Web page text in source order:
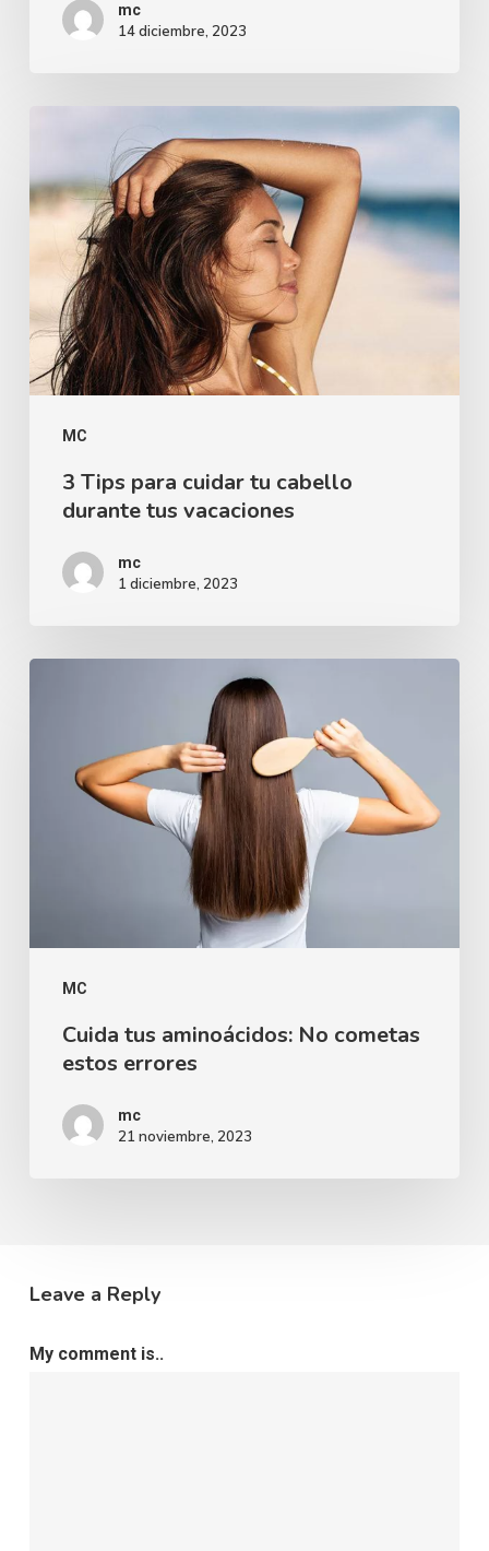
mc
14 diciembre, 2023
MC
3 Tips para cuidar tu cabello
durante tus vacaciones
mc
1 diciembre, 2023
MC
Cuida tus aminoácidos: No cometas
estos errores
mc
21 noviembre, 2023
Leave a Reply
My comment is..